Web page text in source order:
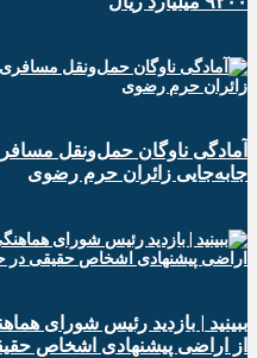
آمادگی ناوگان حمل‌ونقل
جابه‌جایی زائران حرم رضوی
ببینید | بازدید رئیس شورای
از اراضی پیشنهادی اشخاص